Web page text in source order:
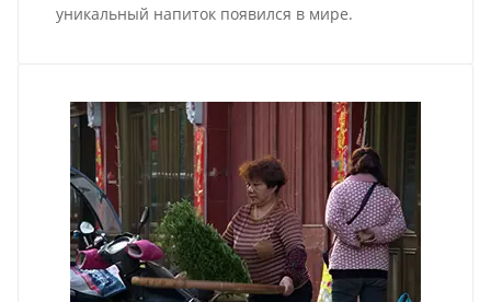
уникальный напиток появился в мире.